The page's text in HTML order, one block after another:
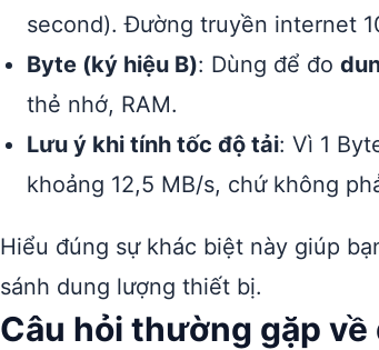
second). Đường truyền internet
Byte (ký hiệu B): Dùng để đo
thẻ nhớ, RAM.
Lưu ý khi tính tốc độ tải: Vì 1
khoảng 12,5 MB/s, chứ không
Hiểu đúng sự khác biệt này giúp
sánh dung lượng thiết bị.
Câu hỏi thường gặp